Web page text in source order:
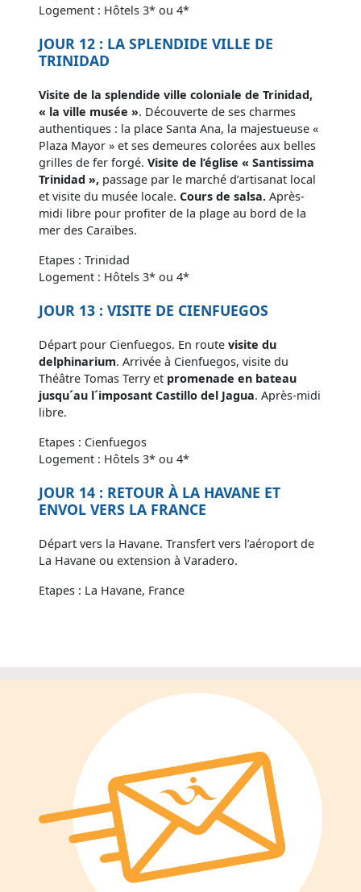
Logement : Hôtels 3* ou 4*
JOUR 12 : LA SPLENDIDE VILLE DE
TRINIDAD
Visite de la splendide ville coloniale de Trinidad,
« la ville musée ». Découverte de ses charmes
authentiques : la place Santa Ana, la majestueuse «
Plaza Mayor » et ses demeures colorées aux belles
grilles de fer forgé. Visite de l’église « Santissima
Trinidad », passage par le marché d’artisanat local
et visite du musée locale. Cours de salsa. Après-
midi libre pour profiter de la plage au bord de la
mer des Caraïbes.
Etapes : Trinidad
Logement : Hôtels 3* ou 4*
JOUR 13 : VISITE DE CIENFUEGOS
Départ pour Cienfuegos. En route visite du
delphinarium. Arrivée à Cienfuegos, visite du
Théâtre Tomas Terry et promenade en bateau
jusqu´au l´imposant Castillo del Jagua. Après-midi
libre.
Etapes : Cienfuegos
Logement : Hôtels 3* ou 4*
JOUR 14 : RETOUR À LA HAVANE ET
ENVOL VERS LA FRANCE
Départ vers la Havane. Transfert vers l’aéroport de
La Havane ou extension à Varadero.
Etapes : La Havane, France